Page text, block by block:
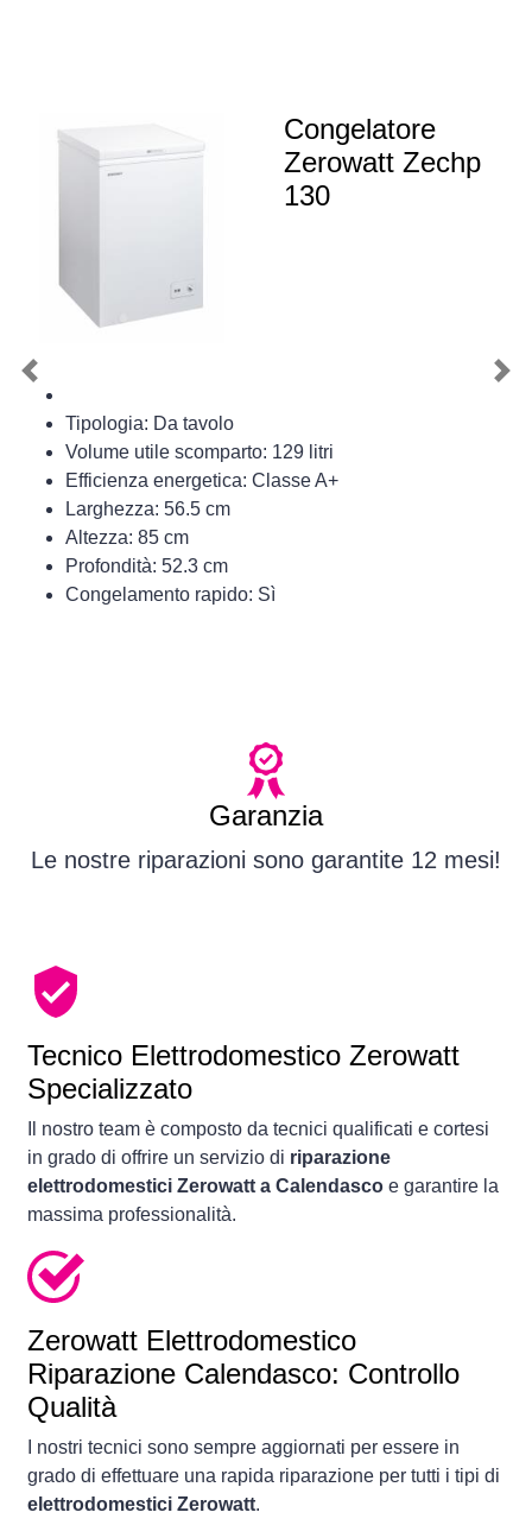
Congelatore
Zerowatt Zechp
130
Tipologia: Da tavolo
Volume utile scomparto: 129 litri
Efficienza energetica: Classe A+
Larghezza: 56.5 cm
Altezza: 85 cm
Profondità: 52.3 cm
Congelamento rapido: Sì
Previous
Garanzia
Le nostre riparazioni sono garantite 12 mesi!
Tecnico Elettrodomestico Zerowatt
Specializzato
Il nostro team è composto da tecnici qualificati e cortesi
in grado di offrire un servizio di riparazione
elettrodomestici Zerowatt a Calendasco e garantire la
massima professionalità.
Zerowatt Elettrodomestico
Riparazione Calendasco: Controllo
Qualità
I nostri tecnici sono sempre aggiornati per essere in
grado di effettuare una rapida riparazione per tutti i tipi di
elettrodomestici Zerowatt.